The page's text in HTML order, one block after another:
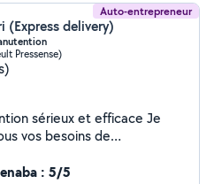
Auto-entrepreneur
(Express delivery)
Pressense)
Je
vos besoins de
optimisation de transport,
: 5/5